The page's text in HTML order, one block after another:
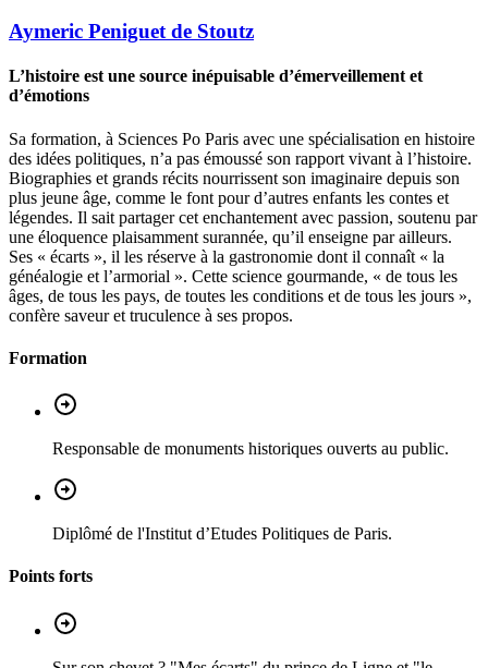
Aymeric Peniguet de Stoutz
L’histoire est une source inépuisable d’émerveillement et
d’émotions
Sa formation, à Sciences Po Paris avec une spécialisation en histoire
des idées politiques, n’a pas émoussé son rapport vivant à l’histoire.
Biographies et grands récits nourrissent son imaginaire depuis son
plus jeune âge, comme le font pour d’autres enfants les contes et
légendes. Il sait partager cet enchantement avec passion, soutenu par
une éloquence plaisamment surannée, qu’il enseigne par ailleurs.
Ses « écarts », il les réserve à la gastronomie dont il connaît « la
généalogie et l’armorial ». Cette science gourmande, « de tous les
âges, de tous les pays, de toutes les conditions et de tous les jours »,
confère saveur et truculence à ses propos.
Formation
Responsable de monuments historiques ouverts au public.
Diplômé de l'Institut d’Etudes Politiques de Paris.
Points forts